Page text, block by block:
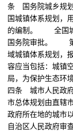
条 国务院城乡规
国城镇体系规划，
的编制。 全国城
国务院审批。 第
域城镇体系规划
容应当包括：城镇
局，为保护生态
四条 城市人民政
市总体规划由直辖
政府所在地的城市
自治区人民政府审